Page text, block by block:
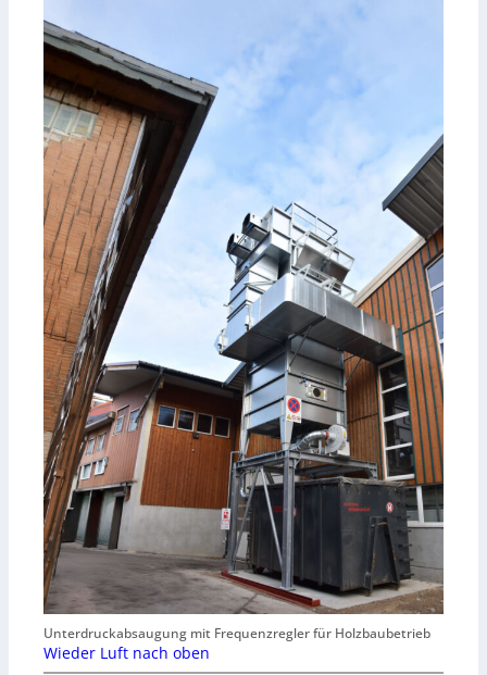
Unterdruckabsaugung mit Frequenzregler für Holzbaubetrieb
Wieder Luft nach oben